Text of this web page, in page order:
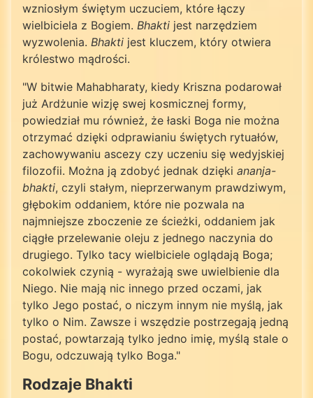
wzniosłym świętym uczuciem, które łączy
wielbiciela z Bogiem. Bhakti jest narzędziem
wyzwolenia. Bhakti jest kluczem, który otwiera
królestwo mądrości.
"W bitwie Mahabharaty, kiedy Kriszna podarował
już Ardżunie wizję swej kosmicznej formy,
powiedział mu również, że łaski Boga nie można
otrzymać dzięki odprawianiu świętych rytuałów,
zachowywaniu ascezy czy uczeniu się wedyjskiej
filozofii. Można ją zdobyć jednak dzięki ananja-
bhakti, czyli stałym, nieprzerwanym prawdziwym,
głębokim oddaniem, które nie pozwala na
najmniejsze zboczenie ze ścieżki, oddaniem jak
ciągłe przelewanie oleju z jednego naczynia do
drugiego. Tylko tacy wielbiciele oglądają Boga;
cokolwiek czynią - wyrażają swe uwielbienie dla
Niego. Nie mają nic innego przed oczami, jak
tylko Jego postać, o niczym innym nie myślą, jak
tylko o Nim. Zawsze i wszędzie postrzegają jedną
postać, powtarzają tylko jedno imię, myślą stale o
Bogu, odczuwają tylko Boga."
Rodzaje Bhakti